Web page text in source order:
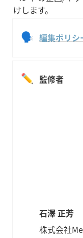
けします。
🗣 編集ポリシ
✏️ 監修者
石澤 正芳
株式会社